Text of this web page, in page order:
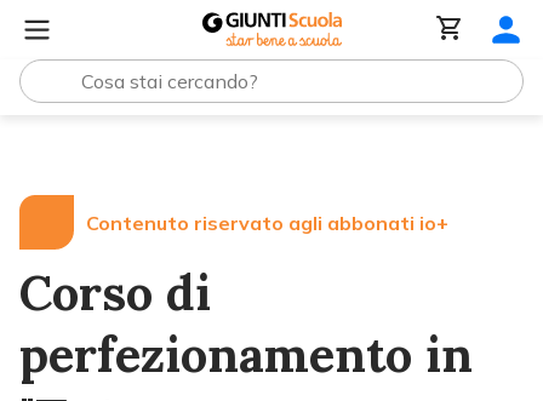
Contenuto riservato agli abbonati io+
Corso di
perfezionamento in